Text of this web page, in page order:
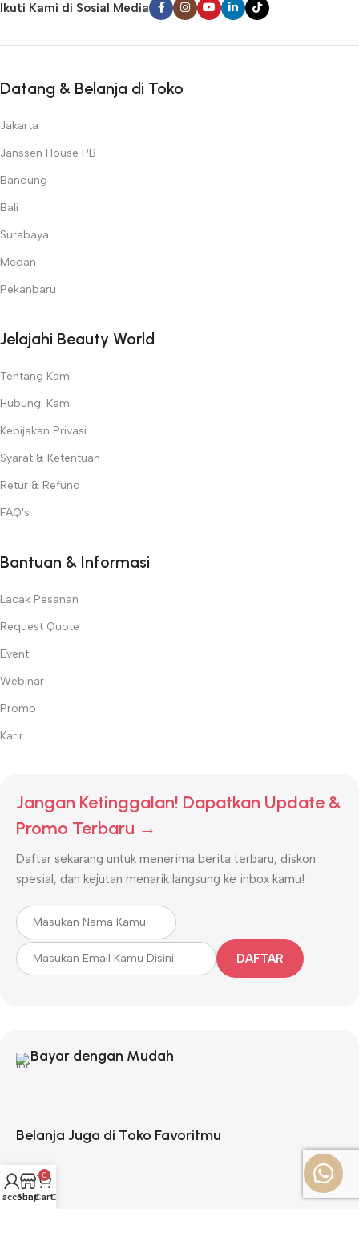
Ikuti Kami di Sosial Media
Datang & Belanja di Toko
Jakarta
Janssen House PB
Bandung
Bali
Surabaya
Medan
Pekanbaru
Jelajahi Beauty World
Tentang Kami
Hubungi Kami
Kebijakan Privasi
Syarat & Ketentuan
Retur & Refund
FAQ's
Bantuan & Informasi
Lacak Pesanan
Request Quote
Event
Webinar
Promo
Karir
Jangan Ketinggalan! Dapatkan Update &
Promo Terbaru →
Daftar sekarang untuk menerima berita terbaru, diskon
spesial, dan kejutan menarik langsung ke inbox kamu!
DAFTAR
Bayar dengan Mudah
Belanja Juga di Toko Favoritmu
account
Shop
0
CartCS